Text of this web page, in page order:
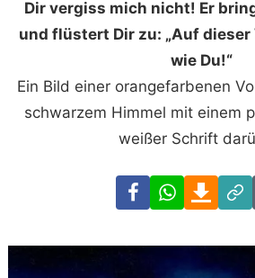
Dir vergiss mich nicht! Er
und flüstert Dir zu: „Auf
wie Du!“
Ein Bild einer orangefarbenen
schwarzem Himmel mit einem
weißer Schrift
FacebookWhatsApp
Link